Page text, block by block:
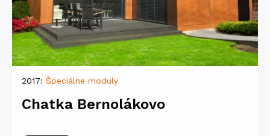
2017: Špeciálne moduly
Chatka Bernolákovo